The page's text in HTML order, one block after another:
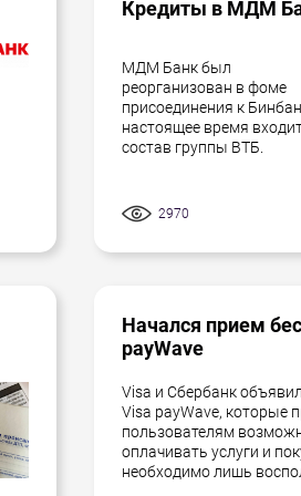
Кредиты в МДМ
МДМ Банк был
реорганизован в фоме
присоединения к
настоящее время
состав группы ВТБ.
2970
Начался прием
payWave
Visa и Сбербанк
Visa payWave, которые
пользователям
оплачивать услуги и
необходимо лишь